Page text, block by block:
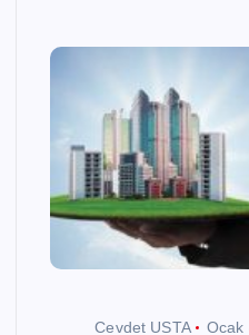
Cevdet USTA Ocak